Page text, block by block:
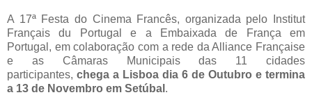
A 17ª Festa do Cinema Francês, organizada pelo Institut
Français du Portugal e a Embaixada de França em
Portugal, em colaboração com a rede da Alliance Française
e as Câmaras Municipais das 11 cidades
participantes, chega a Lisboa dia 6 de Outubro e termina
a 13 de Novembro em Setúbal .